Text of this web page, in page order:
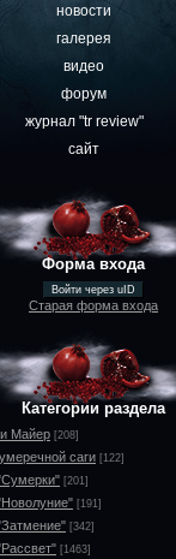
новости
галерея
видео
форум
журнал "tr review"
сайт
Форма входа
Войти через uID
Старая форма входа
Категории раздела
Майер [208]
саги [122]
[201]
[191]
[342]
[1463]